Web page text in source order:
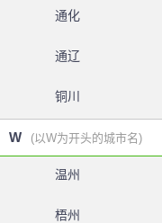
通化
通辽
铜川
W (以W为开头的城市名)
温州
梧州